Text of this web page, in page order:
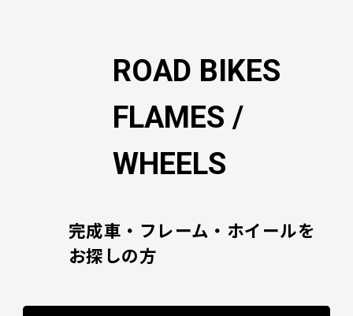
ROAD BIKES
FLAMES /
WHEELS
完成車・フレーム・ホイールを
お探しの方